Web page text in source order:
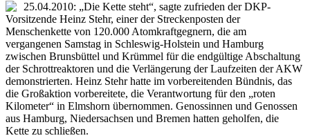
25.04.2010: „Die Kette steht“, sagte zufrieden der DKP-
Vorsitzende Heinz Stehr, einer der Streckenposten der
Menschenkette von 120.000 Atomkraftgegnern, die am
vergangenen Samstag in Schleswig-Holstein und Hamburg
zwischen Brunsbüttel und Krümmel für die endgültige Abschaltung
der Schrottreaktoren und die Verlängerung der Laufzeiten der AKW
demonstrierten. Heinz Stehr hatte im vorbereitenden Bündnis, das
die Großaktion vorbereitete, die Verantwortung für den „roten
Kilometer“ in Elmshorn übernommen. Genossinnen und Genossen
aus Hamburg, Niedersachsen und Bremen hatten geholfen, die
Kette zu schließen.